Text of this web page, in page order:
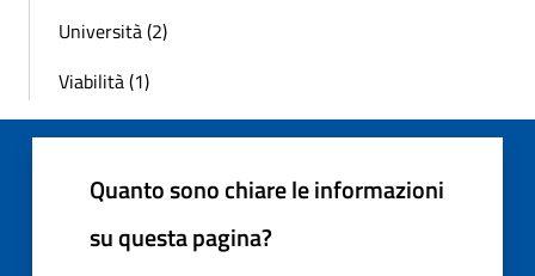
Università (2)
Viabilità (1)
Quanto sono chiare le informazioni
su questa pagina?